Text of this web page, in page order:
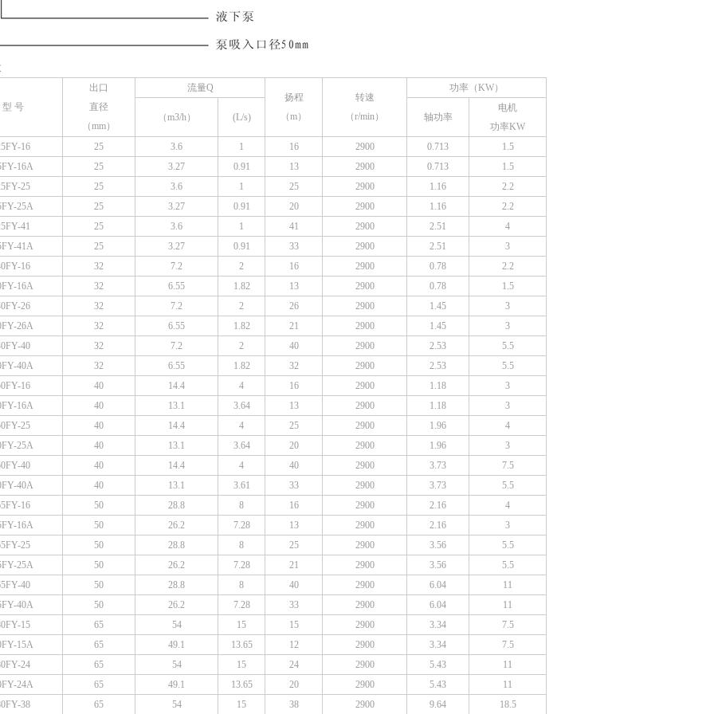
型 号
出口
直径
（mm）
流量Q
扬程
（m）
转速
（r/min）
功率（KW）
（m3/h） (L/s) 轴功率
电机
功率KW
16
25 3.6 1 16 2900 0.713
1.5
16A
25 3.27 0.91 13 2900 0.713
1.5
25
25 3.6 1 25 2900 1.16
2.2
25A
25 3.27 0.91 20 2900 1.16
2.2
41
25 3.6 1 41 2900 2.51
4
41A
25 3.27 0.91 33 2900 2.51
3
16
32 7.2 2 16 2900 0.78
2.2
16A
32 6.55 1.82 13 2900 0.78
1.5
26
32 7.2 2 26 2900 1.45
3
26A
32 6.55 1.82 21 2900 1.45
3
40
32 7.2 2 40 2900 2.53
5.5
40A
32 6.55 1.82 32 2900 2.53
5.5
16
40 14.4 4 16 2900 1.18
3
16A
40 13.1 3.64 13 2900 1.18
3
25
40 14.4 4 25 2900 1.96
4
25A
40 13.1 3.64 20 2900 1.96
3
40
40 14.4 4 40 2900 3.73
7.5
40A
40 13.1 3.61 33 2900 3.73
5.5
16
50 28.8 8 16 2900 2.16
4
16A
50 26.2 7.28 13 2900 2.16
3
25
50 28.8 8 25 2900 3.56
5.5
25A
50 26.2 7.28 21 2900 3.56
5.5
40
50 28.8 8 40 2900 6.04
11
40A
50 26.2 7.28 33 2900 6.04
11
15
65 54 15 15 2900 3.34
7.5
15A
65 49.1 13.65 12 2900 3.34
7.5
24
65 54 15 24 2900 5.43
11
24A
65 49.1 13.65 20 2900 5.43
11
38
65 54 15 38 2900 9.64 18.5